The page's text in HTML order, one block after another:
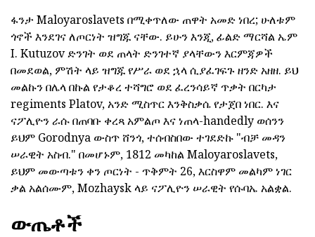
ፋንታ Maloyaroslavets በሚቀጥለው ጠዋት አመድ ነበረ; ሁለቱም
ጎኖች እንደገና ለጦርነት ዝግጁ ናቸው. ይሁን እንጂ, ፊልድ ማርሻል ኤም
I. Kutuzov ድንገት ወደ ጠላት ድንገተኛ ያላቸውን እርምጃዎች
በመደወል, ምሽት ላይ ዝግጁ የሥራ ወደ ኋላ ሲያፈገፍጉ ዘንድ አዘዘ. ይህ
መልኩን በሌላ በኩል የታቆረ ተሻግሮ ወደ ፈረንሳይኛ ጥቃት በርካታ
regiments Platov, አንድ ሚስጥር እንቅስቃሴ የታጀበ ነበር. እና
ናፖሊዮን ራሱ በጠባቡ ቀረጻ አምልጦ እና ነጠላ-handedly ወሰንን
ይህም Gorodnya ውስጥ ሸንጎ, ተሰብስበው ተገደድኩ "ብቻ መዳን
ሠራዊት አስብ." በመሆኑም, 1812 መካከል Maloyaroslavets,
ይህም መውጣቱን ቀን ጦርነት - ጥቅምት 26, እርስዋም መልካም ነገር
ቃል አልሰሙም, Mozhaysk ላይ ናፖሊዮን ሠራዊት የሱባኤ አልቋል.
ውጤቶች